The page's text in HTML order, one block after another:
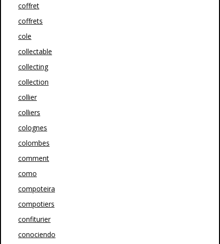
coffret
coffrets
cole
collectable
collecting
collection
collier
colliers
colognes
colombes
comment
como
compoteira
compotiers
confiturier
conociendo